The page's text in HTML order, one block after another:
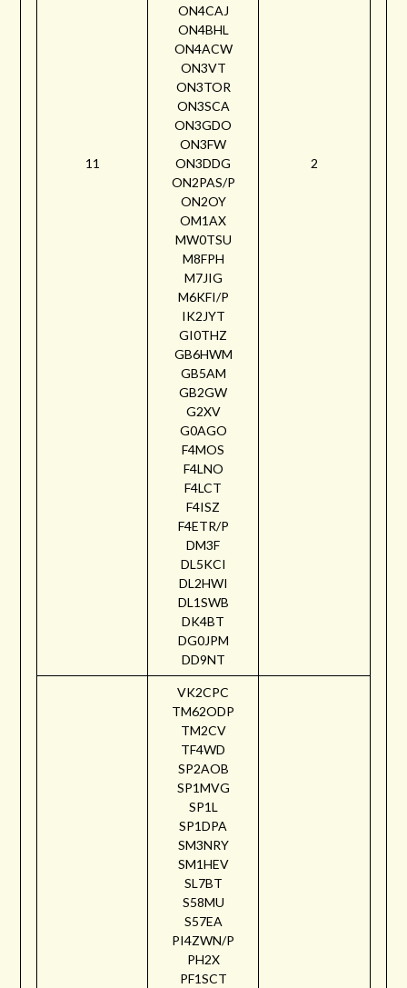
11
ON4CAJ
ON4BHL
ON4ACW
ON3VT
ON3TOR
ON3SCA
ON3GDO
ON3FW
ON3DDG
ON2PAS/P
ON2OY
OM1AX
MW0TSU
M8FPH
M7JIG
M6KFI/P
IK2JYT
GI0THZ
GB6HWM
GB5AM
GB2GW
G2XV
G0AGO
F4MOS
F4LNO
F4LCT
F4ISZ
F4ETR/P
DM3F
DL5KCI
DL2HWI
DL1SWB
DK4BT
DG0JPM
DD9NT
2
VK2CPC
TM62ODP
TM2CV
TF4WD
SP2AOB
SP1MVG
SP1L
SP1DPA
SM3NRY
SM1HEV
SL7BT
S58MU
S57EA
PI4ZWN/P
PH2X
PF1SCT